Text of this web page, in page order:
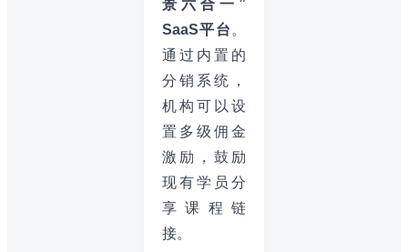
景六合一”
SaaS平台 。
通过内置的
分销系统，
机构可以设
置多级佣金
激励，鼓励
现有学员分
享课程链
接。